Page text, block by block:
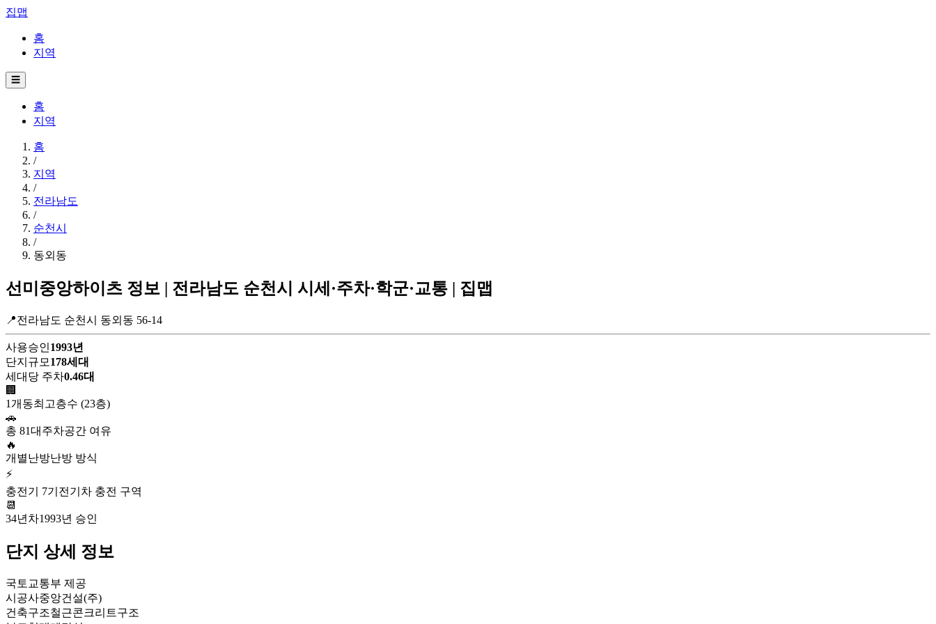
집맵
홈
지역
☰
홈
지역
홈
/
지역
/
전라남도
/
순천시
/
동외동
선미중앙하이츠 정보 | 전라남도 순천시 시세·주차·학군·교통 | 집맵
📍전라남도 순천시 동외동 56-14
사용승인1993년
단지규모 178세대
세대당 주차0.46대
🏢
1개동최고층수 (23층)
🚗
총 81대 주차공간 여유
🔥
개별난방난방 방식
⚡
충전기 7기 전기차 충전 구역
📆
34년차1993년 승인
단지 상세 정보
국토교통부 제공
시공사중앙건설(주)
건축구조철근콘크리트구조